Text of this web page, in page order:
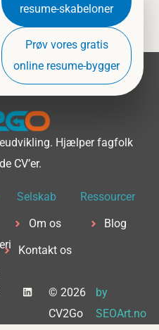
resume-skabeloner
Prøv vores gratis
online resume-bygger
Hjælper fagfolk
CV’er.
Selskab
Om os
Kontakt os
Ressourcer
Blog
© 2026
CV2Go
by
SEOArt.no
L
i
e